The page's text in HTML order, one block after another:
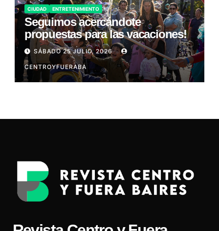
CIUDAD ENTRETENIMIENTO
Seguimos acercándote
propuestas para las vacaciones!
SÁBADO 25 JULIO, 2026
CENTROYFUERABA